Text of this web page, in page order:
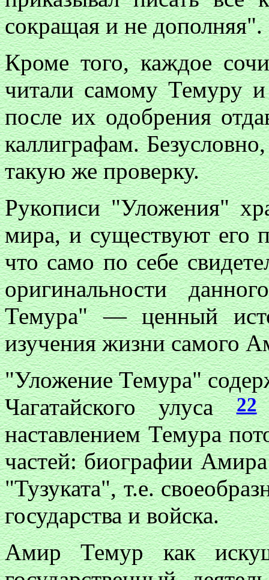
сокращая и не дополняя".
Кроме того, каждое
читали самому Темуру
после их одобрения
каллиграфам.
такую же проверку.
Рукописи "Уложения"
мира, и существуют его
что само по себе
оригинальности
Темура" — ценный
изучения жизни самого
"Уложение Темура"
Чагатайского улуса22
наставлением Темура
частей: биографии
"Тузуката", т.е.
государства и войска.
Амир Темур как